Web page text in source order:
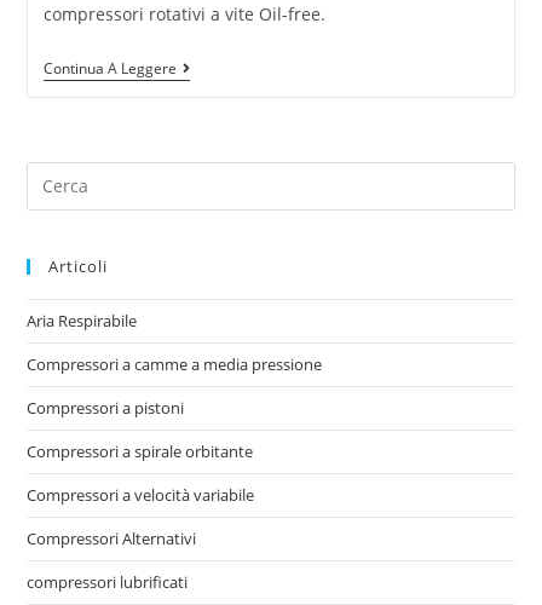
compressori rotativi a vite Oil-free.
Continua A Leggere
Articoli
Aria Respirabile
Compressori a camme a media pressione
Compressori a pistoni
Compressori a spirale orbitante
Compressori a velocità variabile
Compressori Alternativi
compressori lubrificati